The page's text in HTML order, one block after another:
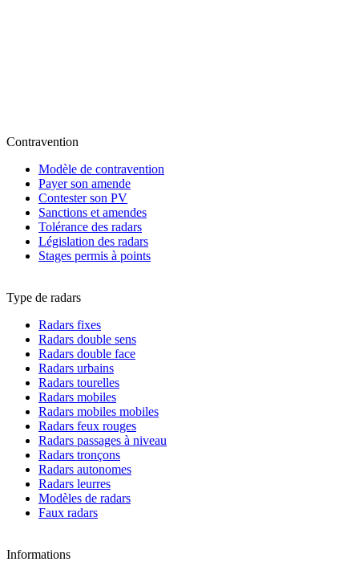
Contravention
Modèle de contravention
Payer son amende
Contester son PV
Sanctions et amendes
Tolérance des radars
Législation des radars
Stages permis à points
Type de radars
Radars fixes
Radars double sens
Radars double face
Radars urbains
Radars tourelles
Radars mobiles
Radars mobiles mobiles
Radars feux rouges
Radars passages à niveau
Radars tronçons
Radars autonomes
Radars leurres
Modèles de radars
Faux radars
Informations